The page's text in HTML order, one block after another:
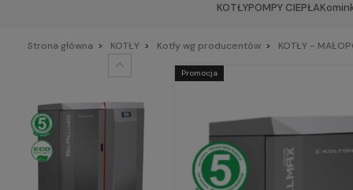
KOTŁYPOMPY CIEPŁA
Strona główna KOTŁY Kotły wg producentów KOTŁY -
Promocja